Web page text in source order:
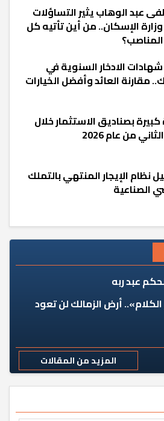
عبد الوهاب يثير التساؤلات
الإسكان.. من أين تأتيه كل
الادخار السنوية في
مقارنة العائد وأفضل الخيارات
بصناديق الاستثمار خلال
من عام 2026
نظام الإيجار المنتهي بالتملك
الصناعية
عبد ربه
أرض الزمالك لن تعود
المزيد من المقالات